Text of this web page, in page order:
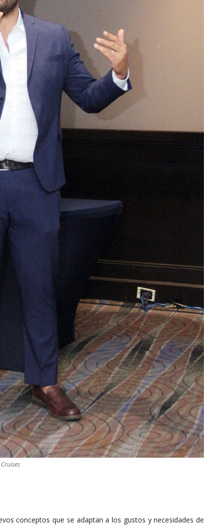
conceptos que se adaptan a los gustos y necesidades de